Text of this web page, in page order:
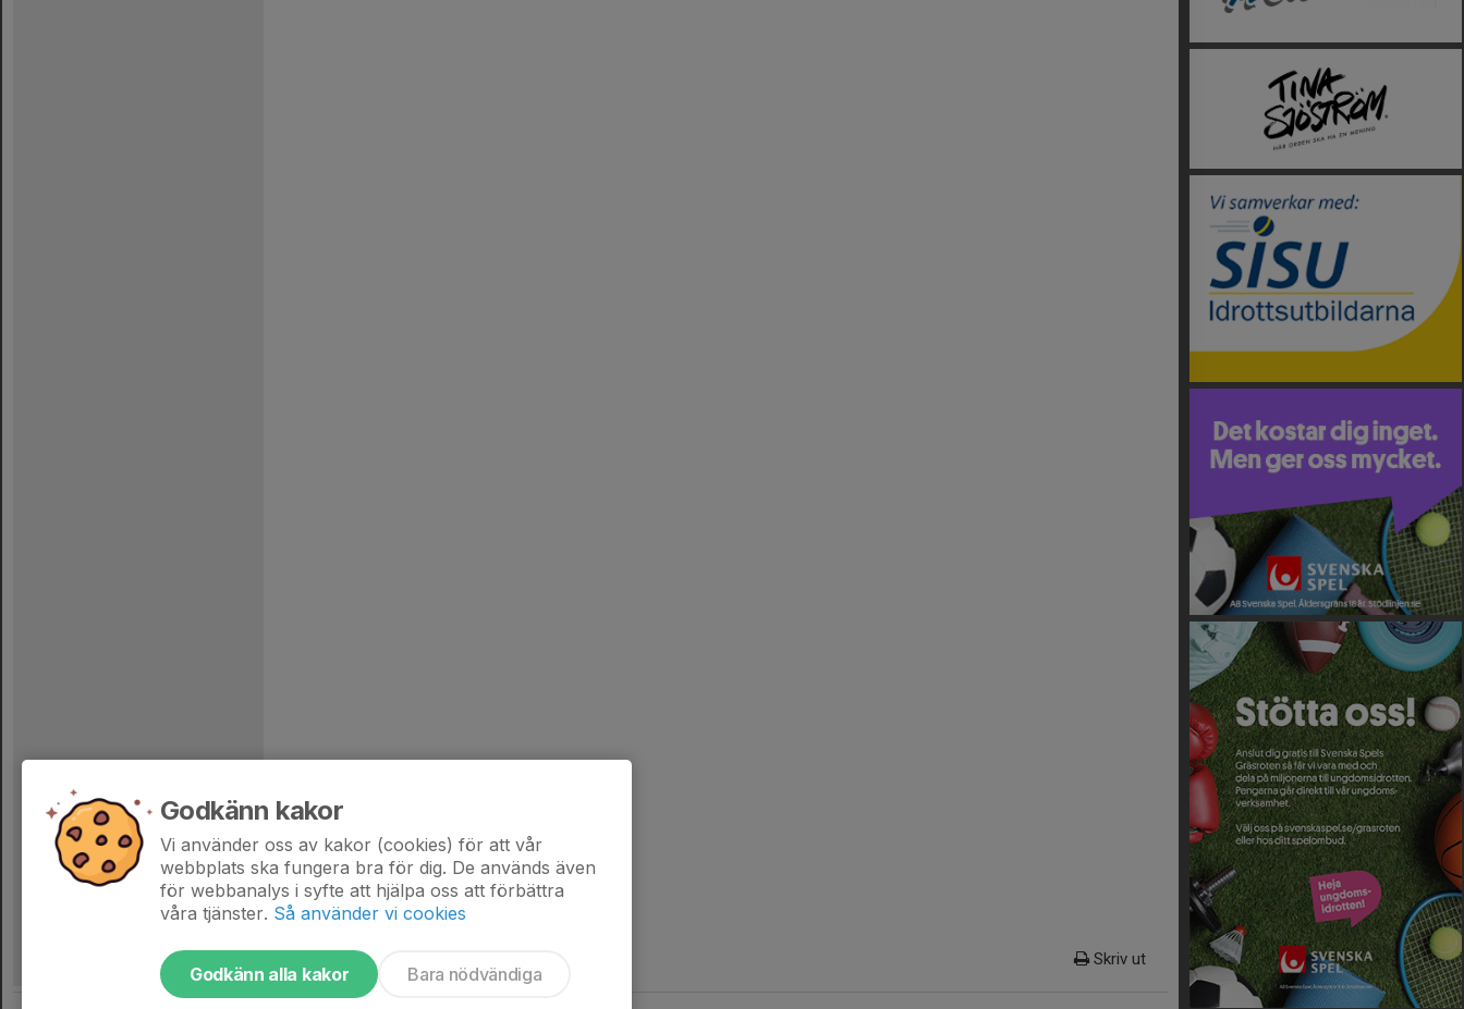
Skriv ut
Godkänn kakor
Vi använder oss av kakor (cookies) för att vår
webbplats ska fungera bra för dig. De används även
för webbanalys i syfte att hjälpa oss att förbättra
våra tjänster. Så använder vi cookies
Godkänn alla kakor Bara nödvändiga